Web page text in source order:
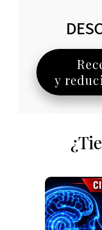
y